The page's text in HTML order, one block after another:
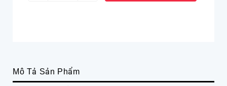
Mô Tả Sản Phẩm